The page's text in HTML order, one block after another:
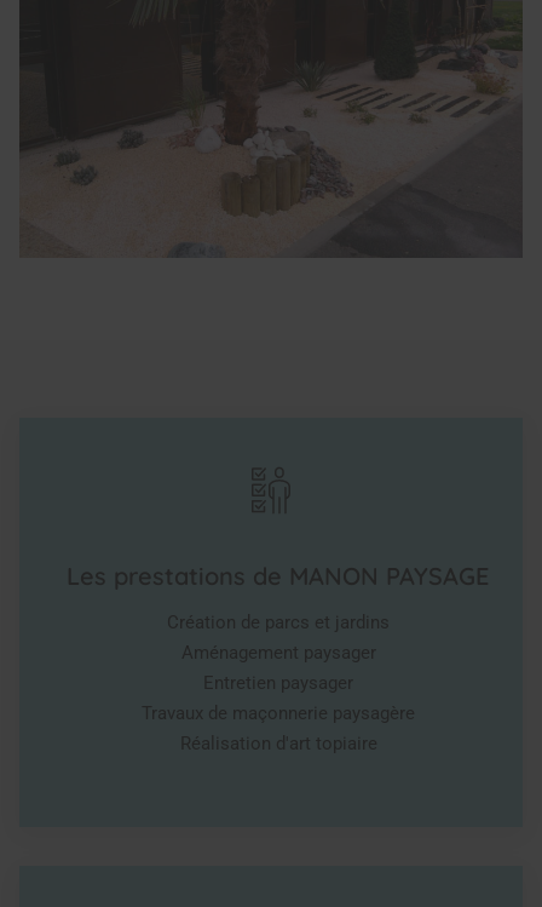
Les prestations de MANON PAYSAGE
Création de parcs et jardins
Aménagement paysager
Entretien paysager
Travaux de maçonnerie paysagère
Réalisation d'art topiaire